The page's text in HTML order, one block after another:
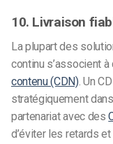
10. Livraison
La plupart des
continu s’associent
contenu (CDN). Un
stratégiquement
partenariat avec des
d’éviter les retards